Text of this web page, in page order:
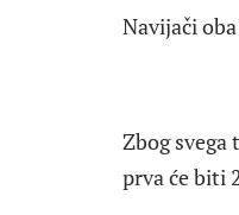
Navijači
Zbog
prva će biti